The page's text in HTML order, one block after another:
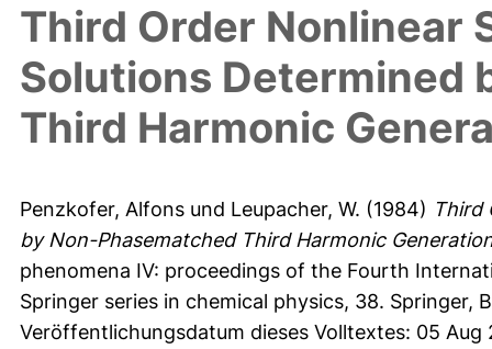
Third Order Nonlinear
Solutions Determined
Third Harmonic
Penzkofer, Alfons und Leupacher, W. (1984) Third
by Non-Phasematched Third Harmonic
phenomena IV: proceedings of the Fourth
Springer series in chemical physics, 38. Springer,
Veröffentlichungsdatum dieses Volltextes: 05 Aug